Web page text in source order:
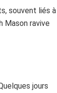
souvent liés à
Mason ravive
jours